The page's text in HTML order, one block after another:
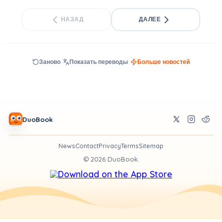
НАЗАД ДАЛЕЕ
Заново Показать переводы Больше новостей
DuoBook
NewsContactPrivacyTermsSitemap
© 2026DuoBook.